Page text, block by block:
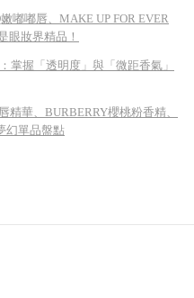
嘟嘟唇、MAKE UP FOR EVER
眼妝界精品！
掌握「透明度」與「微距香氣」
華、BURBERRY櫻桃粉香精、
幻單品盤點